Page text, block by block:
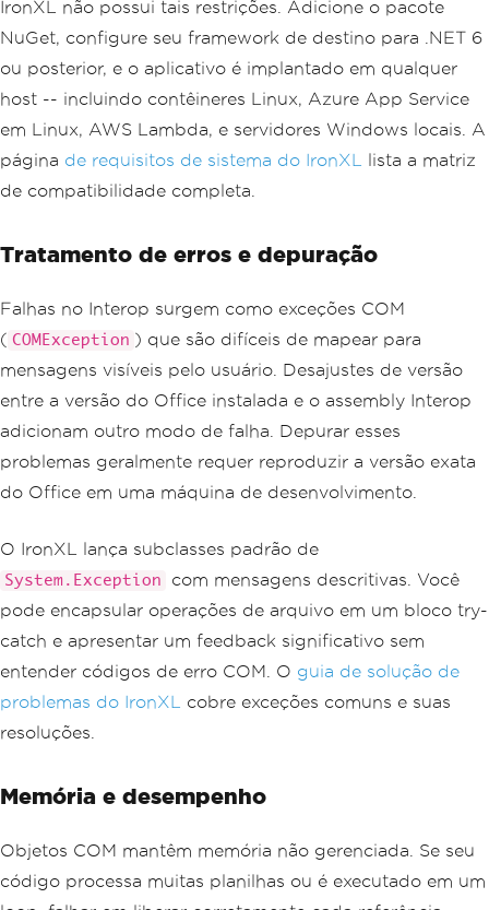
Value
= (double) item.TotalSales;
    summarySheet
[$"C{item.RowIndex}"].
Value
.RegionCount
}
// Apply currency format to the sales
column
summarySheet["B:B"].FormatString
=
"$#,##0.00"
;
summarySheet
Style
Bold
=
true ;
// Save -- no COM cleanup needed
ronxl.xlsx");
IronXL não possui tais restrições. Adicione o pacote
NuGet, configure seu framework de destino para .NET 6
ou posterior, e o aplicativo é implantado em qualquer
host -- incluindo contêineres Linux, Azure App Service
em Linux, AWS Lambda, e servidores Windows locais. A
página de requisitos de sistema do IronXL
lista a matriz
de compatibilidade completa.
Tratamento de erros e depuração
Falhas no Interop surgem como exceções COM
( COMException ) que são difíceis de mapear para
mensagens visíveis pelo usuário. Desajustes de versão
entre a versão do Office instalada e o assembly Interop
adicionam outro modo de falha. Depurar esses
problemas geralmente requer reproduzir a versão exata
do Office em uma máquina de desenvolvimento.
O IronXL lança subclasses padrão de
System.Exception
com mensagens descritivas. Você
pode encapsular operações de arquivo em um bloco try-
catch e apresentar um feedback significativo sem
entender códigos de erro COM. O guia de solução de
problemas do IronXL
cobre exceções comuns e suas
resoluções.
Memória e desempenho
Objetos COM mantêm memória não gerenciada. Se seu
código processa muitas planilhas ou é executado em um